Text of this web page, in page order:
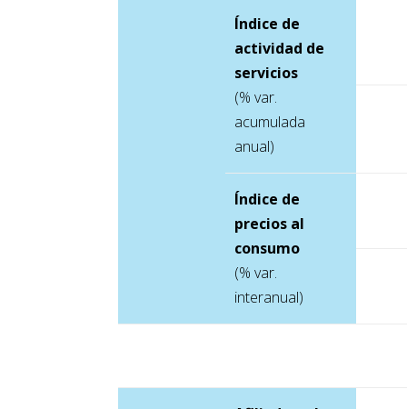
Índice de
actividad de
servicios
(% var.
acumulada
anual)
Índice de
precios al
consumo
(% var.
interanual)